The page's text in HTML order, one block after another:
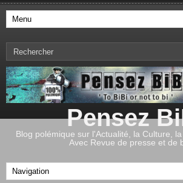
Pensez
Blog polémique sur l'Actualité, la Culture, la
Avec Revue de presse et de